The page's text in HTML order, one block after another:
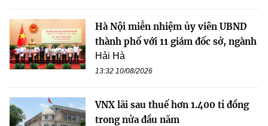
Hà Nội miễn nhiệm ủy viên UBND
thành phố với 11 giám đốc sở, ngành
Hải Hà
13:32 10/08/2026
VNX lãi sau thuế hơn 1.400 tỉ đồng
trong nửa đầu năm